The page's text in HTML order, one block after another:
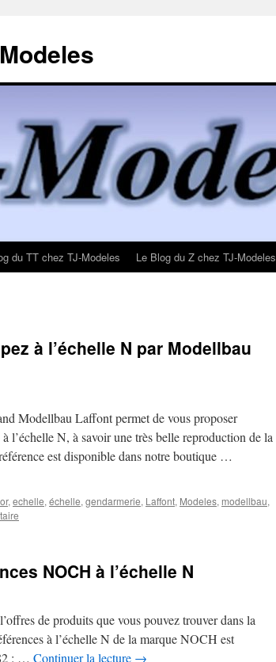
du TT chez TJ-Modeles Le Blog du Z chez TJ-Modeles
à l’échelle N par Modellbau
Modellbau Laffont permet de vous proposer
l’échelle N, à savoir une très belle reproduction de la
est disponible dans notre boutique …
, echelle, échelle, gendarmerie, Laffont, Modeles, modellbau,
NOCH à l’échelle N
de produits que vous pouvez trouver dans la
à l’échelle N de la marque NOCH est
: … Continuer la lecture →